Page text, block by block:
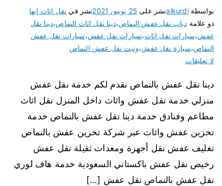
بواسطةalkurdiنشر على 25 يونيو، 2021 نشر في نقل اثاث ابها
ذو علامة دباب نقل عفش النماص،دينا نقل اثاث النماص،دينا نقل
عفش،سيارات نقل اثاث،سيارات نقل عفش،سيارات نقل عفش
النماص،سيارة نقل عفش،ونيت نقل عفش النماص
لا تعليقات
دينا نقل عفش بالنماص نقدم لكم خدمة نقل عفش
منزلي خدمة نقل عفش واثاث داخل المنزل نقل اثاث
مطاعم وفنادق خدمة دينا نقل عفش بالنماص خدمة
تخزين عفش واثاث عبر شركة تخزين عفش بالنماص
تغليف عفش نقل أجهزة ومعدات ثقيلة نقل عفش
رخيص نقل عفش باكستاني السعودية خدمة هاف لوري
نقل عفش بالنماص نقل عفش […]